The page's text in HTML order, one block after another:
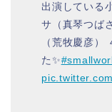
出演している
サ（真琴つば
（荒牧慶彦）
た✨